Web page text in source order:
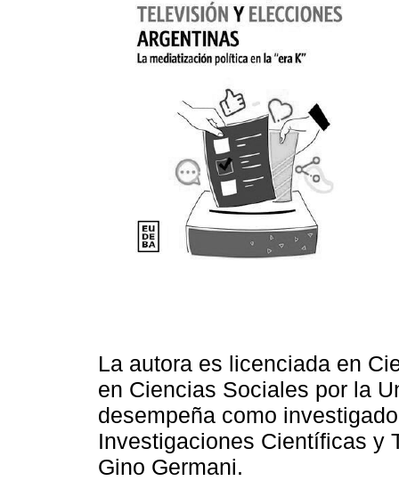
La autora es licenciada en
en Ciencias Sociales por la
desempeña como
Investigaciones Científicas y
Gino Germani.